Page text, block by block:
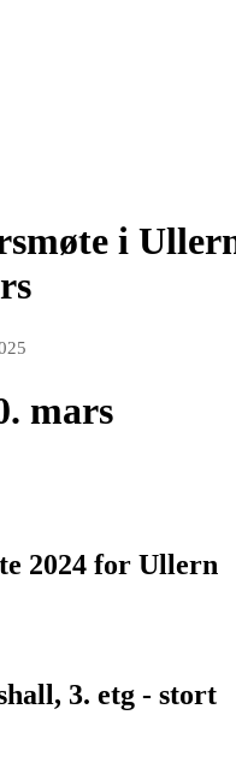
i
mars
2024 for Ullern
3. etg - stort